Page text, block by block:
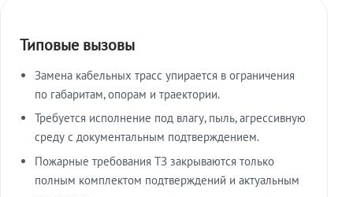
Типовые вызовы
Замена кабельных трасс упирается в ограничения
по габаритам, опорам и траектории.
Требуется исполнение под влагу, пыль, агрессивную
среду с документальным подтверждением.
Пожарные требования ТЗ закрываются только
полным комплектом подтверждений и актуальным